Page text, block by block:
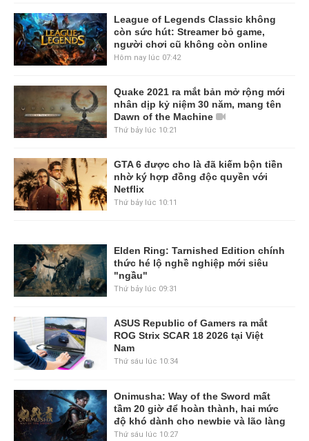
League of Legends Classic không
còn sức hút: Streamer bỏ game,
người chơi cũ không còn online
Hôm nay lúc 07:42
Quake 2021 ra mắt bản mở rộng mới
nhân dịp kỷ niệm 30 năm, mang tên
Dawn of the Machine
Thứ bảy lúc 10:21
GTA 6 được cho là đã kiếm bộn tiền
nhờ ký hợp đồng độc quyền với
Netflix
Thứ bảy lúc 10:11
Elden Ring: Tarnished Edition chính
thức hé lộ nghề nghiệp mới siêu
"ngầu"
Thứ bảy lúc 09:31
ASUS Republic of Gamers ra mắt
ROG Strix SCAR 18 2026 tại Việt
Nam
Thứ sáu lúc 10:34
Onimusha: Way of the Sword mất
tầm 20 giờ để hoàn thành, hai mức
độ khó dành cho newbie và lão làng
Thứ sáu lúc 10:27